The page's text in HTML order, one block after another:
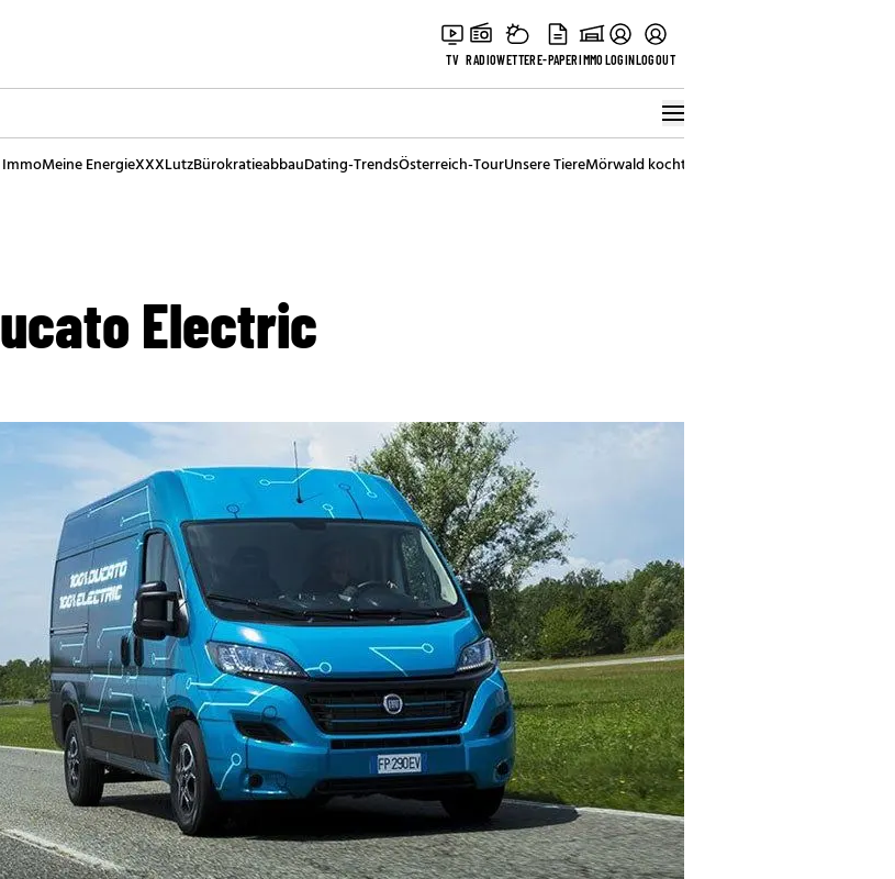
TV RADIOWETTERE-PAPERIMMOLOGINLOGOUT
Meine EnergieXXXLutzBürokratieabbauDating-TrendsÖsterreich-TourUnsere TiereMörwald kocht
Electric